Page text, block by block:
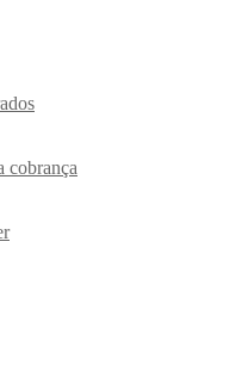
cobrança